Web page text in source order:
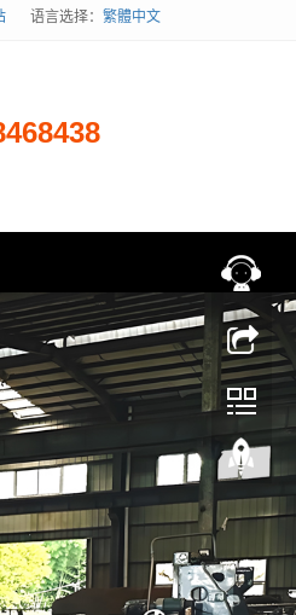
语言选择： 繁體中文